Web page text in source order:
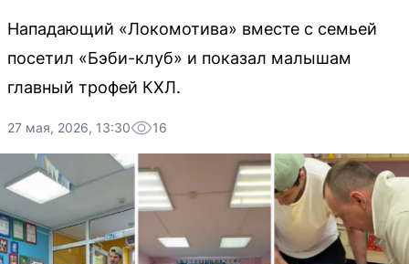
Нападающий «Локомотива» вместе с семьей
посетил «Бэби-клуб» и показал малышам
главный трофей КХЛ.
27 мая, 2026, 13:30 16